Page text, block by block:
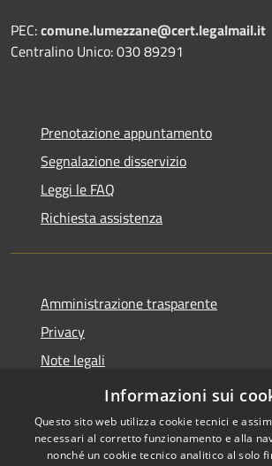
PEC:comune.lumezzane@cert.legalmail.it
Centralino Unico: 030 89291
Prenotazione appuntamento
Segnalazione disservizio
Leggi le FAQ
Richiesta assistenza
Amministrazione trasparente
Privacy
Note legali
Dichiarazione di accessibilità
Informazioni sui
Questo sito web utilizza cookie tecnici e
necessari al corretto funzionamento e alla
nonché un cookie tecnico analitico al solo